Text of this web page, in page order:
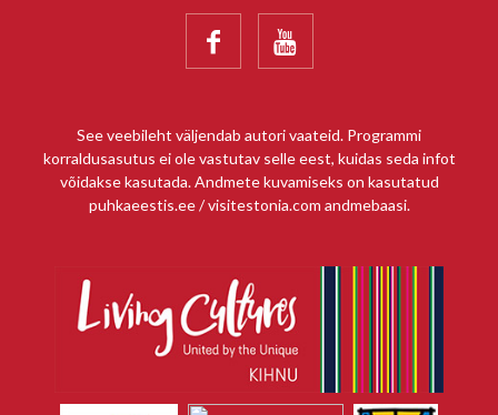
 
See veebileht väljendab autori vaateid. Programmi
korraldusasutus ei ole vastutav selle eest, kuidas seda infot
võidakse kasutada. Andmete kuvamiseks on kasutatud
puhkaeestis.ee / visitestonia.com andmebaasi.